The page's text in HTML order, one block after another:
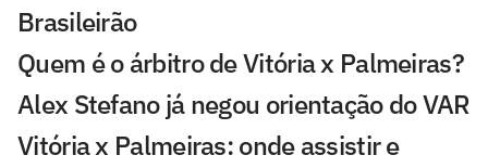
Brasileirão
Quem é o árbitro de Vitória x Palmeiras?
Alex Stefano já negou orientação do VAR
Vitória x Palmeiras: onde assistir e